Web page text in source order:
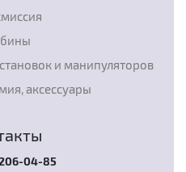
и манипуляторов
аксессуары
04-85